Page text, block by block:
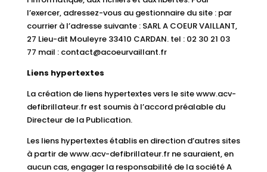
l’exercer, adressez-vous au gestionnaire du site : par
courrier à l’adresse suivante : SARL A COEUR VAILLANT,
27 Lieu-dit Mouleyre 33410 CARDAN. tel : 02 30 21 03
77 mail : contact@acoeurvaillant.fr
Liens hypertextes
La création de liens hypertextes vers le site www.acv-
defibrillateur.fr est soumis à l’accord préalable du
Directeur de la Publication.
Les liens hypertextes établis en direction d’autres sites
à partir dewww.acv-defibrillateur.frne sauraient, en
aucun cas, engager la responsabilité de la société A